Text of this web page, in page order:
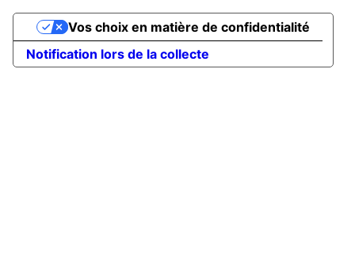
Notification lors de la collecte
Vos choix en matière de confidentialité